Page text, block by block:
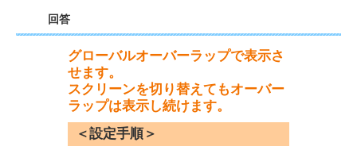
回答
グローバルオーバーラップで表示さ
せます。
スクリーンを切り替えてもオーバー
ラップは表示し続けます。
＜設定手順＞